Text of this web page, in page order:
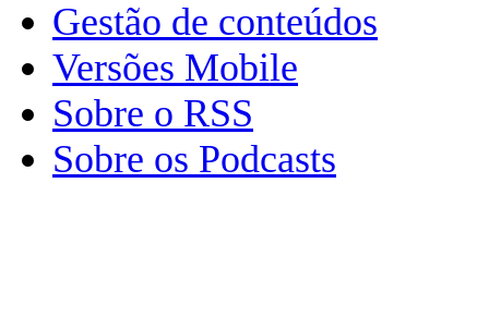
Gestão de conteúdos
Versões Mobile
Sobre o RSS
Sobre os Podcasts